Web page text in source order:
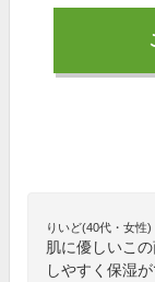
りいど(40代・女性)
肌に優しいこ
しやすく保湿